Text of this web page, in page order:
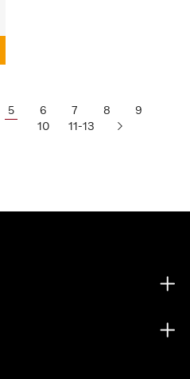
5 6 7 8
9
10
11-13